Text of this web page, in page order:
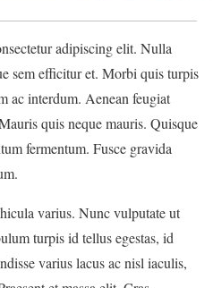
adipiscing elit. Nulla
sem efficitur et. Morbi quis turpis
ac interdum. Aenean feugiat
quis neque mauris. Quisque
fermentum. Fusce gravida
varius. Nunc vulputate ut
turpis id tellus egestas, id
varius lacus ac nisl iaculis,